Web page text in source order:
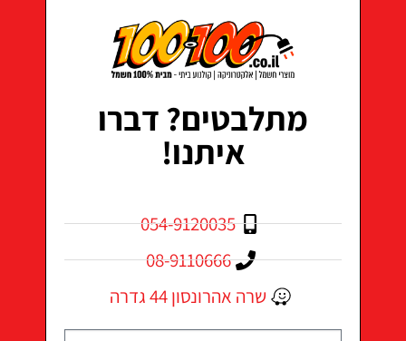
מתלבטים? דברו
איתנו!
054-9120035
08-9110666
שרה אהרונסון 44 גדרה